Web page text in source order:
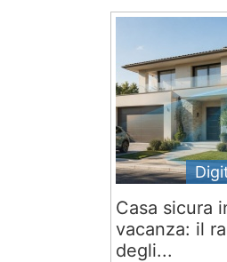
Casa sicura
vacanza: il
degli...